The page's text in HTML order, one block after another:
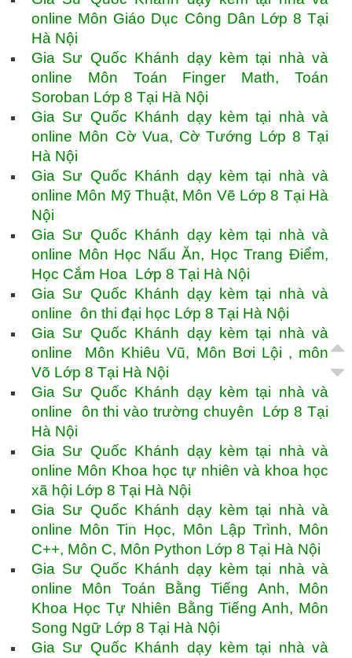
online Môn Giáo Dục Công Dân Lớp 8 Tại
Hà Nội
Gia Sư Quốc Khánh dạy kèm tại nhà và
online Môn Toán Finger Math, Toán
Soroban Lớp 8 Tại Hà Nội
Gia Sư Quốc Khánh dạy kèm tại nhà và
online Môn Cờ Vua, Cờ Tướng Lớp 8 Tại
Hà Nội
Gia Sư Quốc Khánh dạy kèm tại nhà và
online Môn Mỹ Thuật, Môn Vẽ Lớp 8 Tại Hà
Nội
Gia Sư Quốc Khánh dạy kèm tại nhà và
online Môn Học Nấu Ăn, Học Trang Điểm,
Học Cắm Hoa Lớp 8 Tại Hà Nội
Gia Sư Quốc Khánh dạy kèm tại nhà và
online ôn thi đại học Lớp 8 Tại Hà Nội
Gia Sư Quốc Khánh dạy kèm tại nhà và
online Môn Khiêu Vũ, Môn Bơi Lội , môn
Võ Lớp 8 Tại Hà Nội
Gia Sư Quốc Khánh dạy kèm tại nhà và
online ôn thi vào trường chuyên Lớp 8 Tại
Hà Nội
Gia Sư Quốc Khánh dạy kèm tại nhà và
online Môn Khoa học tự nhiên và khoa học
xã hội Lớp 8 Tại Hà Nội
Gia Sư Quốc Khánh dạy kèm tại nhà và
online Môn Tin Học, Môn Lập Trình, Môn
C++, Môn C, Môn Python Lớp 8 Tại Hà Nội
Gia Sư Quốc Khánh dạy kèm tại nhà và
online Môn Toán Bằng Tiếng Anh, Môn
Khoa Học Tự Nhiên Bằng Tiếng Anh, Môn
Song Ngữ Lớp 8 Tại Hà Nội
Gia Sư Quốc Khánh dạy kèm tại nhà và